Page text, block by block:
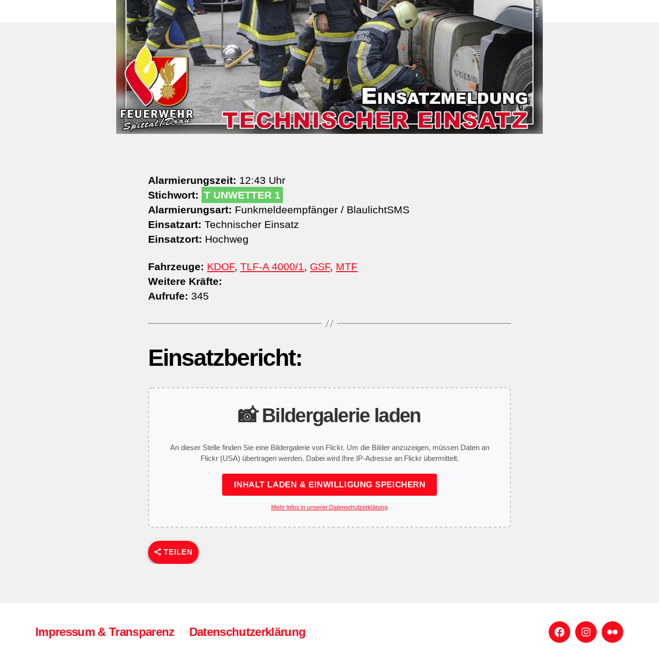
Alarmierungszeit: 12:43 Uhr
Stichwort: T UNWETTER 1
Alarmierungsart: Funkmeldeempfänger / BlaulichtSMS
Einsatzart: Technischer Einsatz
Einsatzort: Hochweg
Fahrzeuge: KDOF,TLF-A 4000/1, GSF, MTF
Weitere Kräfte:
Aufrufe: 345
Einsatzbericht:
📸 Bildergalerie laden
An dieser Stelle finden Sie eine Bildergalerie von Flickr. Um die Bilder anzuzeigen, müssen Daten an
Flickr (USA) übertragen werden. Dabei wird Ihre IP-Adresse an Flickr übermittelt.
INHALT LADEN & EINWILLIGUNG SPEICHERN
Mehr Infos in unserer Datenschutzerklärung
TEILEN
Impressum & Transparenz Datenschutzerklärung FacebookInstagram
Flickr